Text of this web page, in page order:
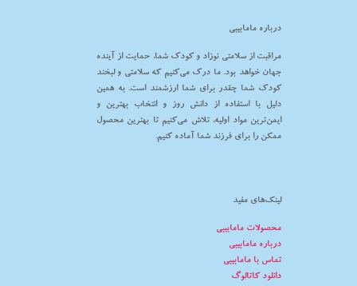
درباره مامابیبی
مراقبت از سلامتی نوزاد و کودک شما، حمایت از آینده
جهان خواهد بود. ما درک می‌کنیم که سلامتی و لبخند
کودک شما چقدر برای شما ارزشمند است. به همین
دلیل با استفاده از دانش روز و انتخاب بهترین و
ایمن‌ترین مواد اولیه، تلاش می‌کنیم تا بهترین محصول
ممکن را برای فرزند شما آماده کنیم.
لینک‌های مفید
محصولات مامابیبی
درباره مامابیبی
تماس با مامابیبی
دانلود کاتالوگ